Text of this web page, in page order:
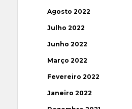
Agosto 2022
Julho 2022
Junho 2022
Março 2022
Fevereiro 2022
Janeiro 2022